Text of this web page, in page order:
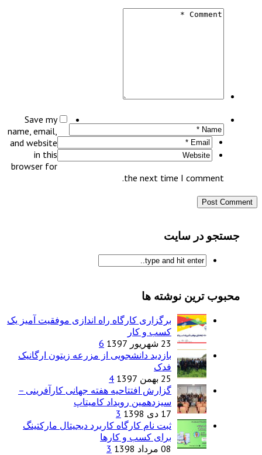
Save my
name, email,
and website
in this
browser for
the next time I comment.
جستجو در سایت
محبوب ترین نوشته ها
برگزاری کارگاه راه اندازی موفقیت آمیز یک
کسب و کار
23 شهریور 1397
6
بازدید دانشجویی از مزرعه زیتون ارگانیک
فدک
25 بهمن 1397
4
گزارش افتتاحیه هفته جهانی کارآفرینی –
سیزدهمین رویداد کامیتاپ
17 دی 1398
3
ثبت نام کارگاه کاربرد دیجیتال مارکتینگ
برای کسب و کارها
08 مرداد 1398
3